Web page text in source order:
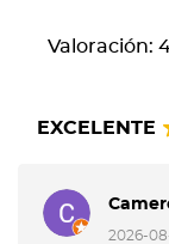
Valoración:
EXCELENTE
2026-